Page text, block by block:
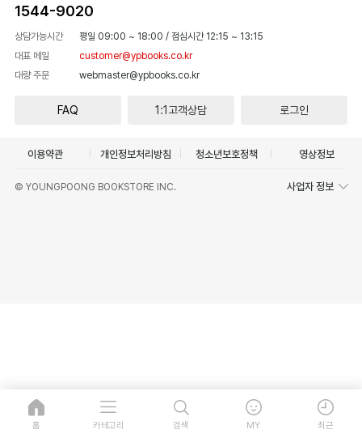
1544-9020
상담가능시간 평일 09:00 ~ 18:00 / 점심시간 12:15 ~ 13:15
대표 메일
customer@ypbooks.co.kr
대량 주문
webmaster@ypbooks.co.kr
FAQ 1:1고객상담 로그인
이용약관 개인정보처리방침 청소년보호정책 영상정보
© YOUNGPOONG BOOKSTORE INC. 사업자 정보
홈 카테고리 검색 MY 최근